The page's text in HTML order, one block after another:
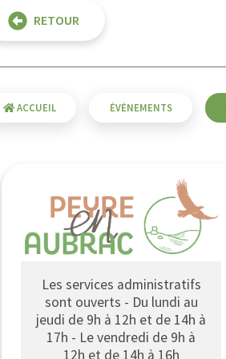
RETOUR
ACCUEIL ÉVÉNEMENTS
Les services administratifs
sont ouverts - Du lundi au
jeudi de 9h à 12h et de 14h à
17h - Le vendredi de 9h à
12h et de 14h à 16h